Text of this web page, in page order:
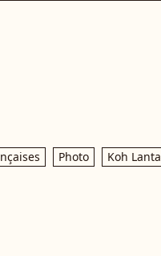
Photo Koh Lanta